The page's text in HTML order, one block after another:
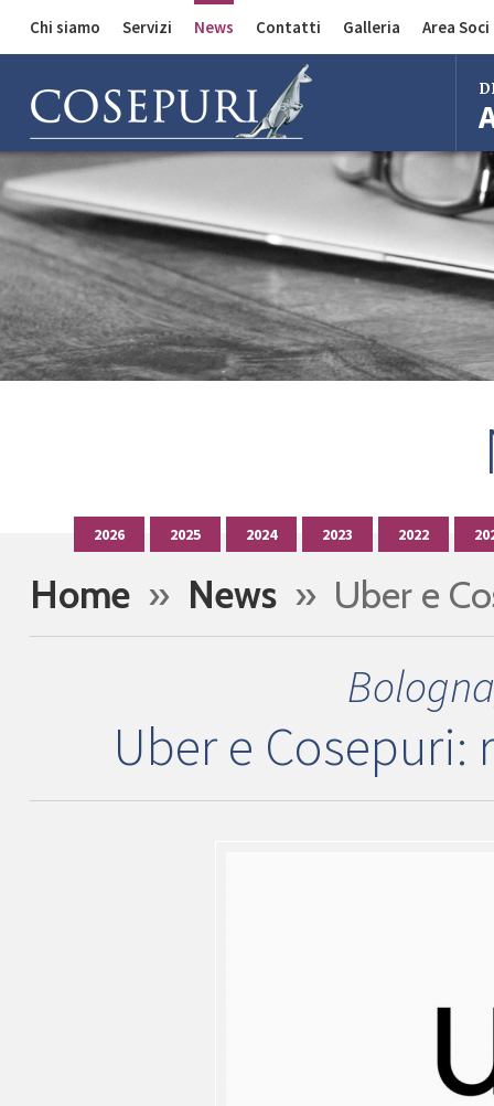
Chi siamo Servizi
Comunicazioni
News Contatti Galleria
Divisione Bus
Area Soci
2026 2025 2024 2023 2022
Home » News » Uber e
Uber e